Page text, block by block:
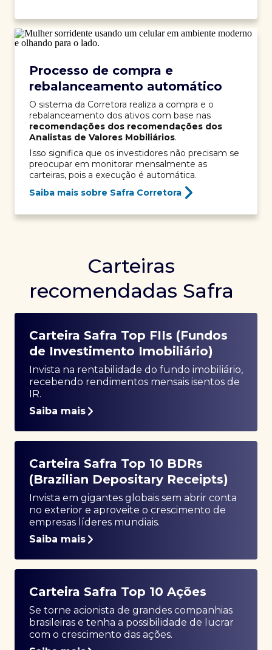
Processo de compra e
rebalanceamento automático
O sistema da Corretora realiza a compra e o
rebalanceamento dos ativos com base nas
recomendações dos recomendações dos
Analistas de Valores Mobiliários.
Isso significa que os investidores não precisam se
preocupar em monitorar mensalmente as
carteiras, pois a execução é automática.
Saiba mais sobre Safra Corretora
Carteiras
recomendadas Safra
Carteira Safra Top FIIs (Fundos
de Investimento Imobiliário)
Invista na rentabilidade do fundo imobiliário,
recebendo rendimentos mensais isentos de
IR.
Saiba mais
Carteira Safra Top 10 BDRs
(Brazilian Depositary Receipts)
Invista em gigantes globais sem abrir conta
no exterior e aproveite o crescimento de
empresas líderes mundiais.
Saiba mais
Carteira Safra Top 10 Ações
Se torne acionista de grandes companhias
brasileiras e tenha a possibilidade de lucrar
com o crescimento das ações.